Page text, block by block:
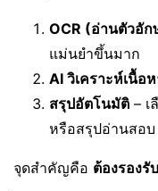
OCR (อ่านตัวอัก
แม่นยำขึ้นมาก
AI วิเคราะห์เนื้อ
สรุปอัตโนมัติ – เ
หรือสรุปอ่านสอบ
จุดสำคัญคือ ต้องรองรั